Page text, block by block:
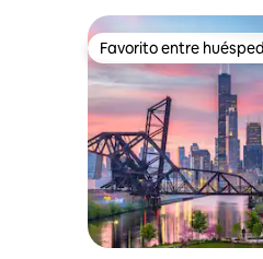
Favorito entre
Favorito entre